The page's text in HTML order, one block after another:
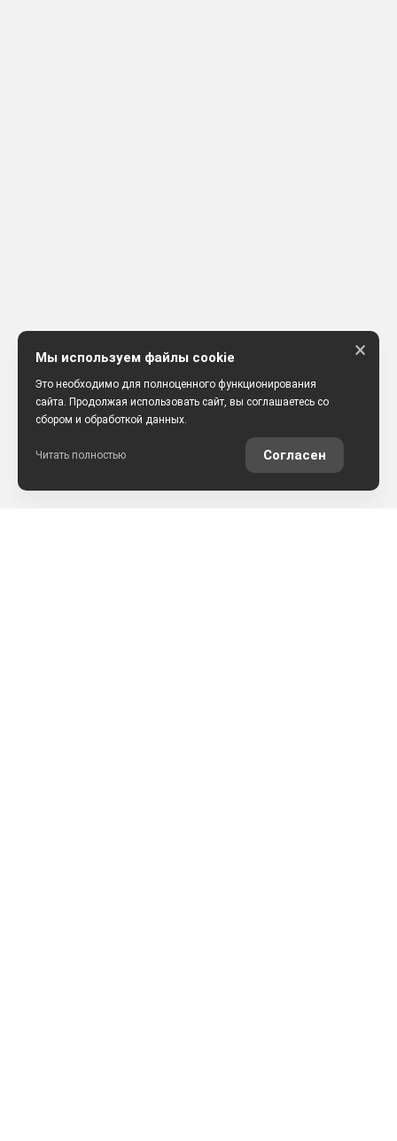
Мы используем файлы cookie
Это необходимо для полноценного функционирования
сайта. Продолжая использовать сайт, вы соглашаетесь со
сбором и обработкой данных.
Читать полностью Согласен
×